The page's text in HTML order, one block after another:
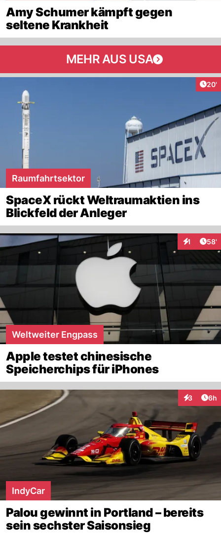
Amy Schumer kämpft gegen
seltene Krankheit
MEHR AUS USA
20'
Raumfahrtsektor
SpaceX rückt Weltraumaktien ins
Blickfeld der Anleger
1 58'
Weltweiter Engpass
Apple testet chinesische
Speicherchips für iPhones
3 6h
IndyCar
Palou gewinnt in Portland – bereits
sein sechster Saisonsieg